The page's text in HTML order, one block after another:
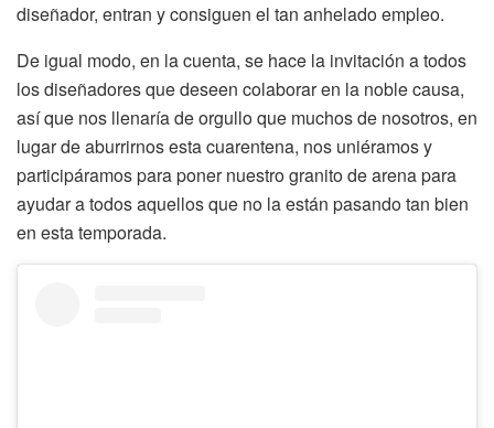
diseñador, entran y consiguen el tan anhelado empleo.
De igual modo, en la cuenta, se hace la invitación a todos
los diseñadores que deseen colaborar en la noble causa,
así que nos llenaría de orgullo que muchos de nosotros, en
lugar de aburrirnos esta cuarentena, nos uniéramos y
participáramos para poner nuestro granito de arena para
ayudar a todos aquellos que no la están pasando tan bien
en esta temporada.